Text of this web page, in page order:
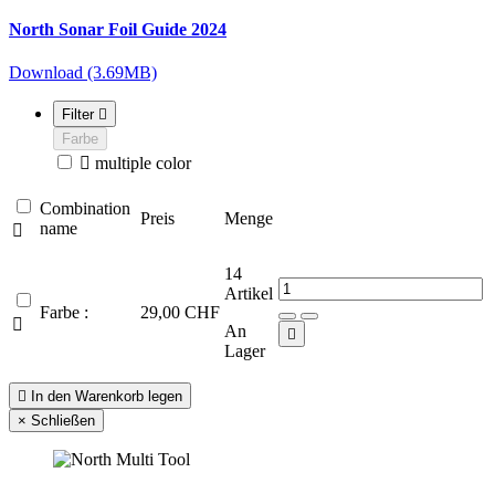
North Sonar Foil Guide 2024
Download (3.69MB)
Filter 
Farbe
 multiple color

Combination
name
Preis Menge

Farbe : 29,00 CHF
14
Artikel
An
Lager


In den Warenkorb legen
× Schließen